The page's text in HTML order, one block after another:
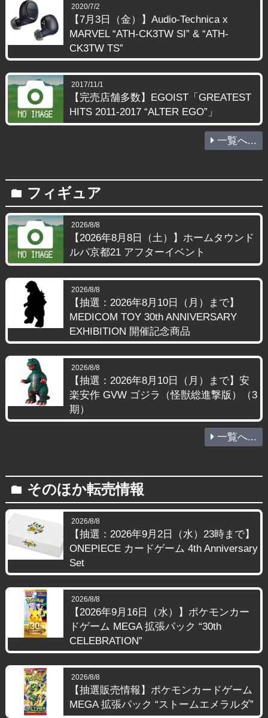
2020/7/2
【7月3日（金）】Audio-Technica x
MARVEL “ATH-CK3TW SI” & “ATH-
CK3TW TS”
2017/11/1
【完売店舗多数】EGOIST「GREATEST
HITS 2011-2017 “ALTER EGO”」
一覧へ...
folder フィギュア
2026/8/8
【2026年8月8日（土）】ホームタウンド
ルパ京都21 アフターイベント
2026/8/8
【抽選：2026年8月10日（月）まで】
MEDICOM TOY 30th ANNIVERSARY
EXHIBITION 開催記念商品
2026/8/8
【抽選：2026年8月10日（月）まで】安
楽安作 GVW ゴジラ（怪獣総進撃版）（3
期）
一覧へ...
folder そのほか転売情報
2026/8/8
【抽選：2026年9月2日（水）23時まで】
ONEPIECE カードゲーム 4th Anniversary
Set
2026/8/8
【2026年9月16日（水）】ポケモンカー
ドゲーム MEGA 拡張パック “30th
CELEBRATION”
2026/8/8
【抽選販売情報】ポケモンカードゲーム
MEGA 拡張パック “ストームエメラルダ”